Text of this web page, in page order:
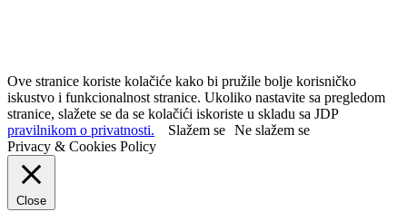
Ove stranice koriste kolačiće kako bi pružile bolje korisničko
iskustvo i funkcionalnost stranice. Ukoliko nastavite sa pregledom
stranice, slažete se da se kolačići iskoriste u skladu sa JDP
pravilnikom o privatnosti.
Slažem se Ne slažem se
Privacy & Cookies Policy
Close